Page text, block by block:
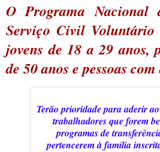
O Programa Nacional
Serviço Civil Voluntário
jovens de 18 a 29 anos,
de 50 anos e pessoas
Terão prioridade para aderir
trabalhadores que forem
programas de
pertencerem à família